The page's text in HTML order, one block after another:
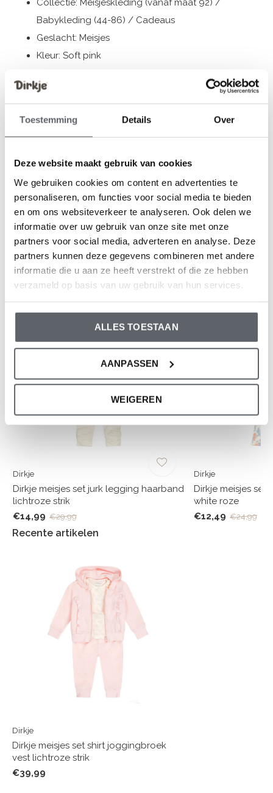
Toestemming Details Over
Deze website maakt gebruik van cookies
We gebruiken cookies om content en advertenties te
personaliseren, om functies voor social media te bieden
en om ons websiteverkeer te analyseren. Ook delen we
informatie over uw gebruik van onze site met onze
partners voor social media, adverteren en analyse. Deze
partners kunnen deze gegevens combineren met andere
informatie die u aan ze heeft verstrekt of die ze hebben
verzameld op basis van uw gebruik van hun services.
ALLES TOESTAAN
AANPASSEN
WEIGEREN
Collectie: Meisjeskleding (vanaf maat 92) /
Babykleding (44-86) / Cadeaus
Geslacht: Meisjes
Kleur: Soft pink
Artikelnummer: N58425-35
De kleding van Dirkje valt op maat. We raden aan om de
je toch nog, klik dan hiervoor onze maattabel.
Reviews
0 / 5
En wat vind je van deze?
Dirkje
Dirkje meisjes set jurk legging haarband
lichtroze strik
€14,99 €29,99
Dirkje
Dirkje meisjes
white roze
€12,49 €24,99
Recente artikelen
Dirkje
Dirkje meisjes set shirt joggingbroek
vest lichtroze strik
€39,99